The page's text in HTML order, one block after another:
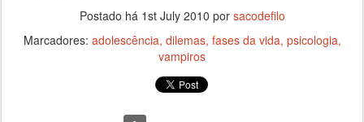
Postado há 1st July 2010 por sacodefilo
Marcadores: adolescência dilemas fases da vida psicologia
vampiros